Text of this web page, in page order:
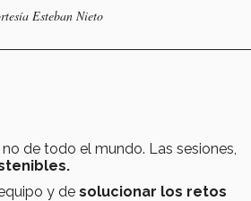
Esteban Nieto
de todo el mundo. Las sesiones,
y de solucionar los retos